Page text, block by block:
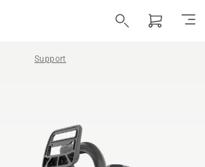
Support